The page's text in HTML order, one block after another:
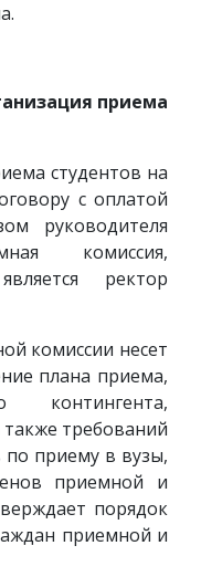
приема
студентов на
с оплатой
руководителя
комиссия,
ректор
несет
плана приема,
контингента,
требований
приему в вузы,
приемной и
порядок
приемной и